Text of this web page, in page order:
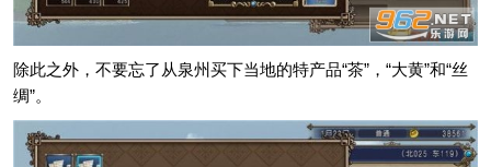
除此之外，不要忘了从泉州买下当地的特产品“茶”，“大黄”和“丝
绸”。